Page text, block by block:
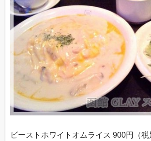
ビーストホワイトオムライス 900円（